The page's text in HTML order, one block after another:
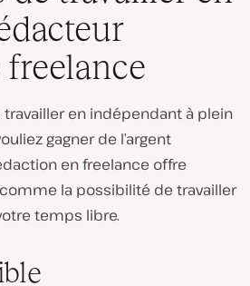
en indépendant à plein
gagner de l’argent
en freelance offre
la possibilité de travailler
temps libre.